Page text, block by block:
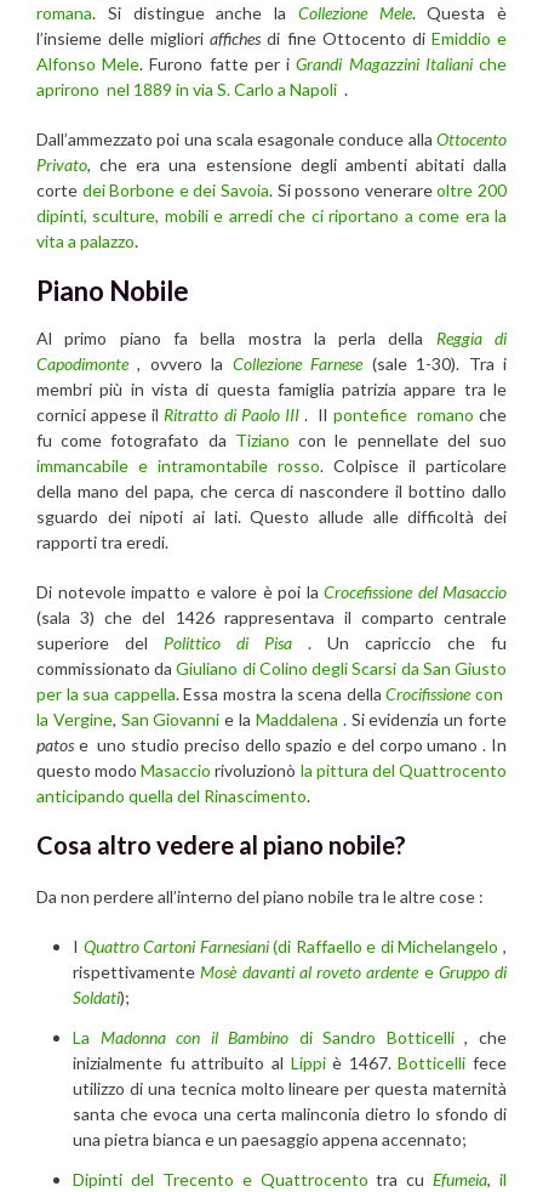
romana. Si distingue anche la Collezione Mele. Questa è
l’insieme delle miglioriaffiches di fine Ottocento di Emiddio e
Alfonso Mele. Furono fatte per iGrandi Magazzini Italianiche
aprirono nel 1889 in via S. Carlo a Napoli .
Dall’ammezzato poi una scala esagonale conduce alla Ottocento
Privato, che era una estensione degli ambenti abitati dalla
corte dei Borbone e dei Savoia. Si possono venerareoltre 200
dipinti, sculture, mobili e arredi che ci riportano a come era la
vita a palazzo.
Piano Nobile
Al primo piano fa bella mostra la perla della Reggia di
Capodimonte, ovvero la Collezione Farnese(sale 1-30). Tra i
membri più in vista di questa famiglia patrizia appare tra le
cornici appese ilRitratto di Paolo III. Il pontefice romano che
fu come fotografato da Tiziano con le pennellate del suo
immancabile e intramontabile rosso. Colpisce il particolare
della mano del papa, che cerca di nascondere il bottino dallo
sguardo dei nipoti ai lati. Questo allude alle difficoltà dei
rapporti tra eredi.
Di notevole impatto e valore è poi la Crocefissione del Masaccio
(sala 3) che del 1426 rappresentava il comparto centrale
superiore del Polittico di Pisa . Un capriccio che fu
commissionato daGiuliano di Colino degli Scarsi da San Giusto
per la sua cappella. Essa mostra la scena dellaCrocifissionecon
la Vergine, San Giovanni e la Maddalena . Si evidenzia un forte
patos e uno studio preciso dello spazio e del corpo umano . In
questo modoMasaccio rivoluzionò la pittura del Quattrocento
anticipando quella del Rinascimento.
Cosa altro vedere al piano nobile?
Da non perdere all’interno del piano nobile tra le altre cose :
I Quattro Cartoni Farnesiani(di Raffaello e di Michelangelo ,
rispettivamenteMosè davanti al roveto ardentee Gruppo di
Soldati);
La Madonna con il Bambino di Sandro Botticelli, che
inizialmente fu attribuito al Lippiè 1467.Botticelli fece
utilizzo di una tecnica molto lineare per questa maternità
santa che evoca una certa malinconia dietro lo sfondo di
una pietra bianca e un paesaggio appena accennato;
Dipinti del Trecento e Quattrocento tra cuEfumeia, il